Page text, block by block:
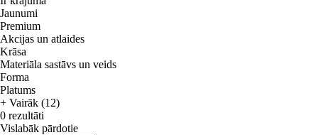
Jaunumi
Premium
Akcijas un atlaides
Krāsa
Materiāla sastāvs un veids
Forma
Platums
+ Vairāk (12)
0 rezultāti
Vislabāk pārdotie